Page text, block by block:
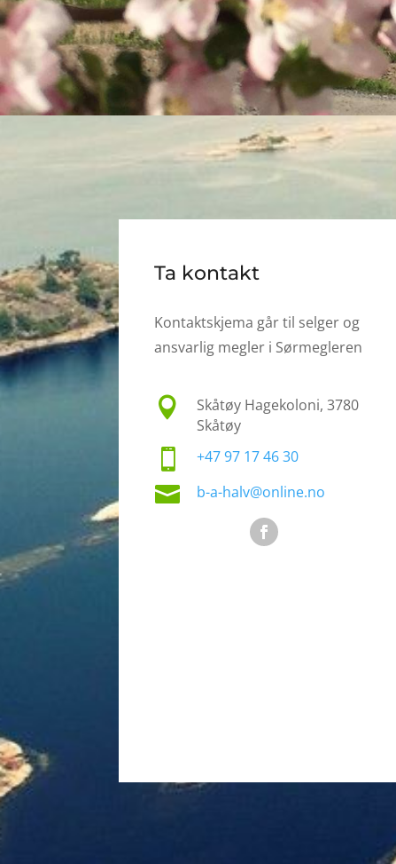
Ta kontakt
Kontaktskjema går til selger og
ansvarlig megler i Sørmegleren

Skåtøy Hagekoloni, 3780
Skåtøy
 +47 97 17 46 30
 b-a-halv@online.no